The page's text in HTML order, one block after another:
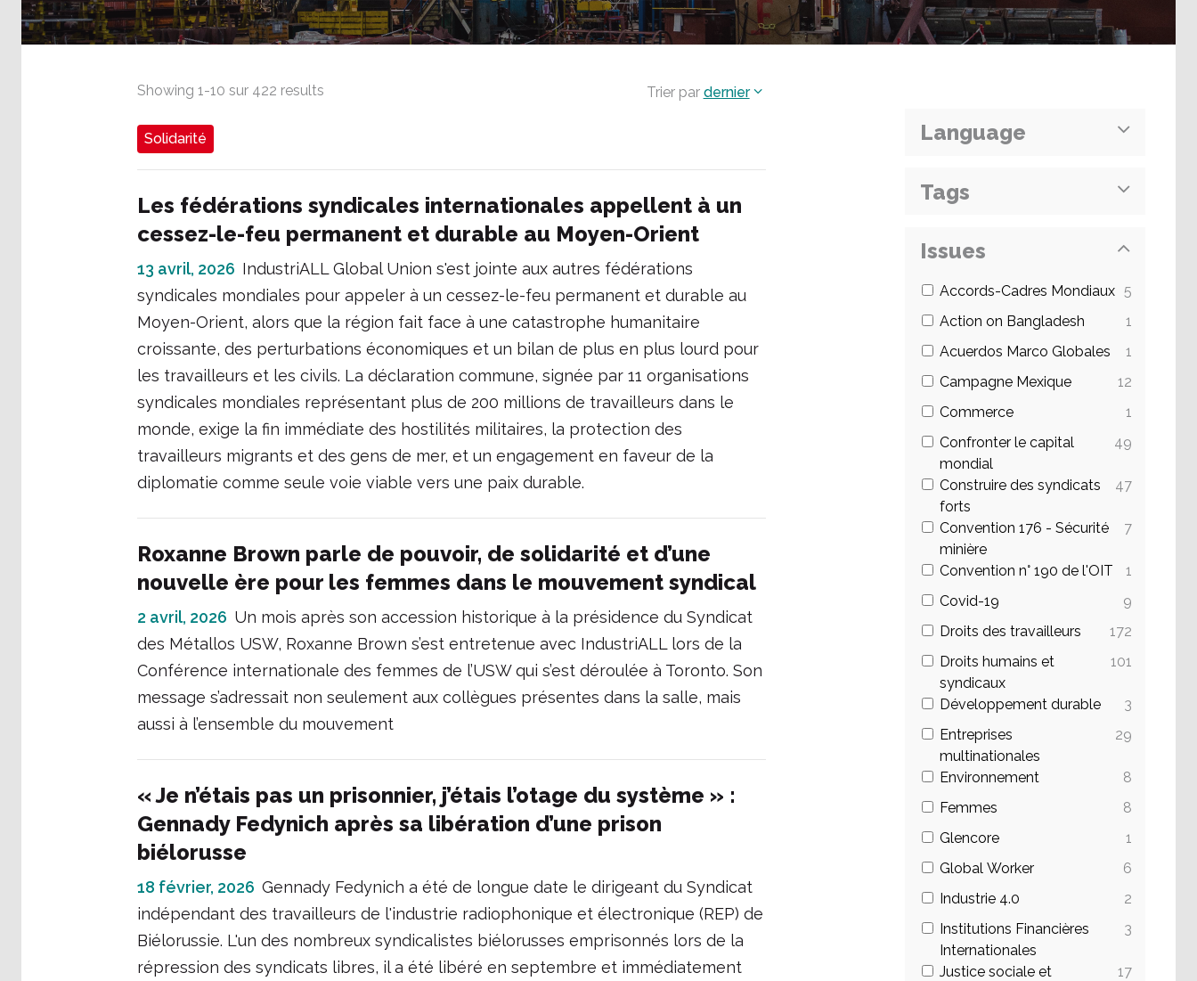
Showing 1-10 sur 422 results Trier par dernier
Solidarité
Les fédérations syndicales internationales appellent à un
cessez-le-feu permanent et durable au Moyen-Orient
13 avril, 2026 IndustriALL Global Union s'est jointe aux autres fédérations
syndicales mondiales pour appeler à un cessez-le-feu permanent et durable au
Moyen-Orient, alors que la région fait face à une catastrophe humanitaire
croissante, des perturbations économiques et un bilan de plus en plus lourd pour
les travailleurs et les civils. La déclaration commune, signée par 11 organisations
syndicales mondiales représentant plus de 200 millions de travailleurs dans le
monde, exige la fin immédiate des hostilités militaires, la protection des
travailleurs migrants et des gens de mer, et un engagement en faveur de la
diplomatie comme seule voie viable vers une paix durable.
Roxanne Brown parle de pouvoir, de solidarité et d’une
nouvelle ère pour les femmes dans le mouvement syndical
2 avril, 2026 Un mois après son accession historique à la présidence du Syndicat
des Métallos USW, Roxanne Brown s’est entretenue avec IndustriALL lors de la
Conférence internationale des femmes de l’USW qui s’est déroulée à Toronto. Son
message s’adressait non seulement aux collègues présentes dans la salle, mais
aussi à l’ensemble du mouvement
« Je n’étais pas un prisonnier, j’étais l’otage du système » :
Gennady Fedynich après sa libération d’une prison
biélorusse
18 février, 2026 Gennady Fedynich a été de longue date le dirigeant du Syndicat
indépendant des travailleurs de l'industrie radiophonique et électronique (REP) de
Biélorussie. L'un des nombreux syndicalistes biélorusses emprisonnés lors de la
répression des syndicats libres, il a été libéré en septembre et immédiatement
Language
Tags
Issues
Accords-Cadres Mondiaux 5
Action on Bangladesh
1
Acuerdos Marco Globales
1
Campagne Mexique
12
Commerce
1
Confronter le capital
mondial
49
Construire des syndicats
forts
47
Convention 176 - Sécurité
minière
7
Convention n° 190 de l'OIT
1
Covid-19
9
Droits des travailleurs
172
Droits humains et
syndicaux
101
Développement durable
3
Entreprises
multinationales
29
Environnement
8
Femmes
8
Glencore
1
Global Worker
6
Industrie 4.0
2
Institutions Financières
Internationales
3
Justice sociale et
17